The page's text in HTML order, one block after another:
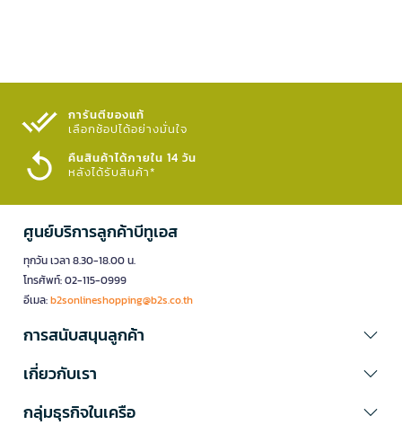
การันตีของแท้
เลือกช้อปได้อย่างมั่นใจ​
คืนสินค้าได้ภายใน 14 วัน
หลังได้รับสินค้า*
ศูนย์บริการลูกค้าบีทูเอส
ทุกวัน เวลา 8.30-18.00 น.
โทรศัพท์: 02-115-0999
อีเมล:b2sonlineshopping@b2s.co.th
การสนับสนุนลูกค้า
เกี่ยวกับเรา
กลุ่มธุรกิจในเครือ